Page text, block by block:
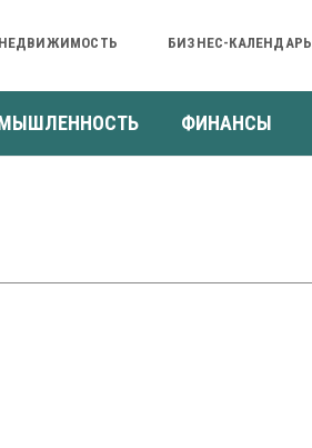
БИЗНЕС-КАЛЕНДАРЬ
ФИНАНСЫ